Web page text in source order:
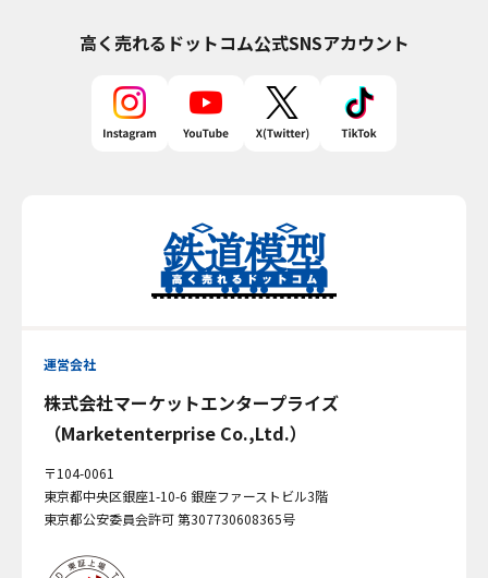
高く売れるドットコム公式SNSアカウント
運営会社
株式会社マーケットエンタープライズ
（Marketenterprise Co.,Ltd.）
〒104-0061
東京都中央区銀座1-10-6 銀座ファーストビル3階
東京都公安委員会許可 第307730608365号